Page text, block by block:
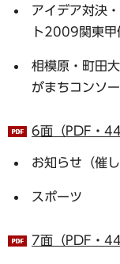
アイデア対決
ト2009関東
相模原・町田
がまちコンソ
6面（PDF・
お知らせ（催し
スポーツ
7面（PDF・